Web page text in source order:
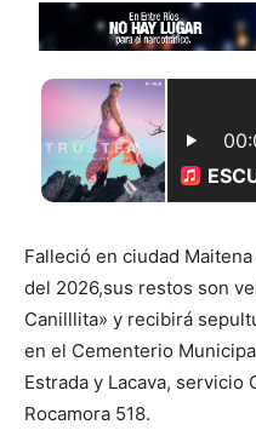
Falleció en ciudad
del 2026,sus restos son
Canilllita» y recibirá
en el Cementerio
Estrada y Lacava, servicio
Rocamora 518.